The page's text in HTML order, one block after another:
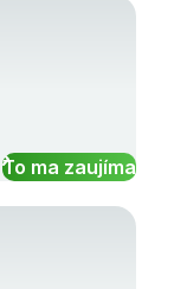
To ma zaujíma